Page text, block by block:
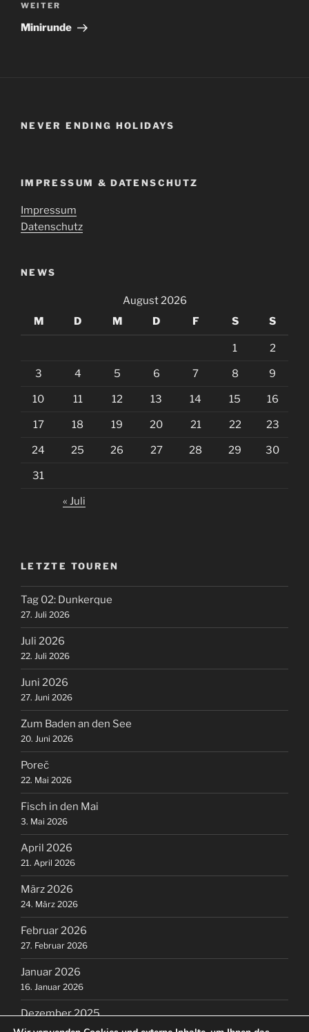
Nächster
Beitrag
WEITER
Minirunde
NEVER ENDING HOLIDAYS
IMPRESSUM & DATENSCHUTZ
Impressum
Datenschutz
NEWS
August 2026
M
D M D F S S
1 2
3 4 5 6 7 8 9
10 11 12 13 14 15 16
17 18 19 20 21 22 23
24 25 26 27 28 29 30
31
« Juli
LETZTE TOUREN
Tag 02: Dunkerque
27. Juli 2026
Juli 2026
22. Juli 2026
Juni 2026
27. Juni 2026
Zum Baden an den See
20. Juni 2026
Poreč
22. Mai 2026
Fisch in den Mai
3. Mai 2026
April 2026
21. April 2026
März 2026
24. März 2026
Februar 2026
27. Februar 2026
Januar 2026
16. Januar 2026
Dezember 2025
16. Dezember 2025